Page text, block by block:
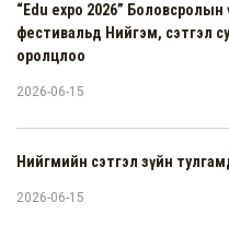
“Edu expo 2026” Боловсролын
фестивальд Нийгэм, сэтгэл
оролцлоо
2026-06-15
Нийгмийн сэтгэл зүйн
2026-06-15